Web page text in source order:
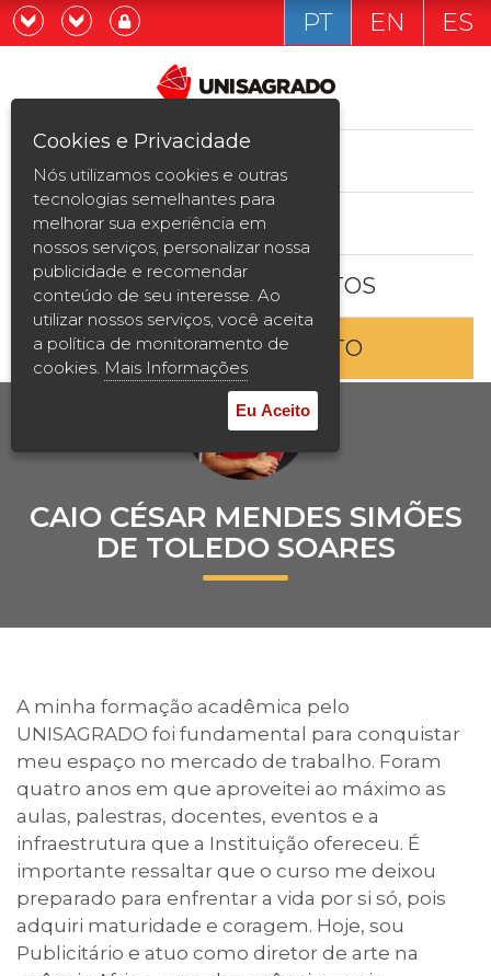
Graduação
Pós-graduação e MBA
Curta Duração
Vestibular
2ª Graduação
Transferência
Reingresso
Prouni
Desconto de pontualidade
Biblioteca
Calendário acadêmico
Internacionalização
UATI
Já sou estudande
Quero ser estudante
PT EN ES
ESTUDE AQUI
BOLSAS E DESCONTOS
ENTRE EM CONTATO
CAIO CÉSAR MENDES SIMÕES
DE TOLEDO SOARES
A minha formação acadêmica pelo
UNISAGRADO foi fundamental para conquistar
meu espaço no mercado de trabalho. Foram
quatro anos em que aproveitei ao máximo as
aulas, palestras, docentes, eventos e a
infraestrutura que a Instituição ofereceu. É
importante ressaltar que o curso me deixou
preparado para enfrentar a vida por si só, pois
adquiri maturidade e coragem. Hoje, sou
Publicitário e atuo como diretor de arte na
Cookies e Privacidade
Nós utilizamos cookies e outras
tecnologias semelhantes para
melhorar sua experiência em
nossos serviços, personalizar nossa
publicidade e recomendar
conteúdo de seu interesse. Ao
utilizar nossos serviços, você aceita
a política de monitoramento de
cookies. Mais Informações
Eu Aceito